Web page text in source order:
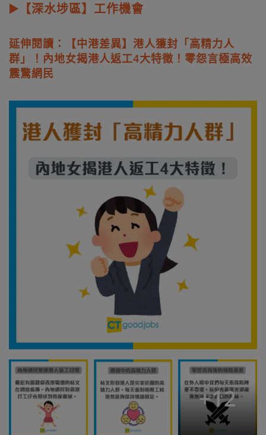
▶️【深水埗區】工作機會
延伸閱讀：【中港差異】港人獲封「高精力人
群」！內地女揭港人返工4大特徵！零怨言極高效
震驚網民
+12